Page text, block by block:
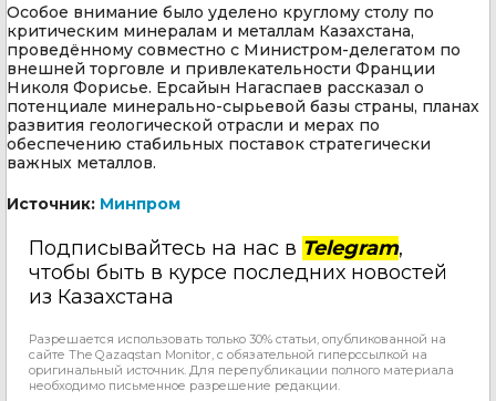
Особое внимание было уделено круглому столу по
критическим минералам и металлам Казахстана,
проведённому совместно с Министром-делегатом по
внешней торговле и привлекательности Франции
Николя Форисье. Ерсайын Нагаспаев рассказал о
потенциале минерально-сырьевой базы страны, планах
развития геологической отрасли и мерах по
обеспечению стабильных поставок стратегически
важных металлов.
Источник: Минпром
Подписывайтесь на нас в Telegram,
чтобы быть в курсе последних новостей
из Казахстана
Разрешается использовать только 30% статьи, опубликованной на
сайте The Qazaqstan Monitor, с обязательной гиперссылкой на
оригинальный источник. Для перепубликации полного материала
необходимо письменное разрешение редакции.